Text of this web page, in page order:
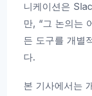
니케이션은
만, “그 논의는
든 도구를 개별
다.
본 기사에서는